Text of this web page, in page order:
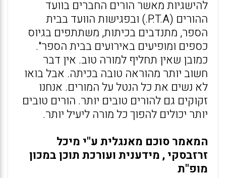
להישגיות מאשר הורים החברים בוועד
ההורים (P.T.A.) ובפגישות הוועד בבית
הספר, מתנדבים בכיתות, משתתפים בגיוס
כספים ומופיעים באירועים בבית הספר".
כמובן שאין תחליף למורה טוב. אין דבר
חשוב יותר מהוראה טובה בכיתה. אבל בואו
לא נשים את כל הנטל על המורים. אנחנו
זקוקים גם להורים טובים יותר. הורים טובים
יותר יכולים להפוך כל מורה ליעיל יותר.
המאמר סוכם מאנגלית ע"י מיכל
זרזבסקי , מידענית ועורכת תוכן במכון
מופ"ת